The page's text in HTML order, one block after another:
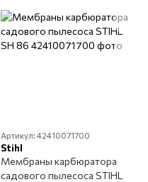
Артикул: 42410071700
Stihl
Мембраны карбюратора
садового пылесоса STIHL